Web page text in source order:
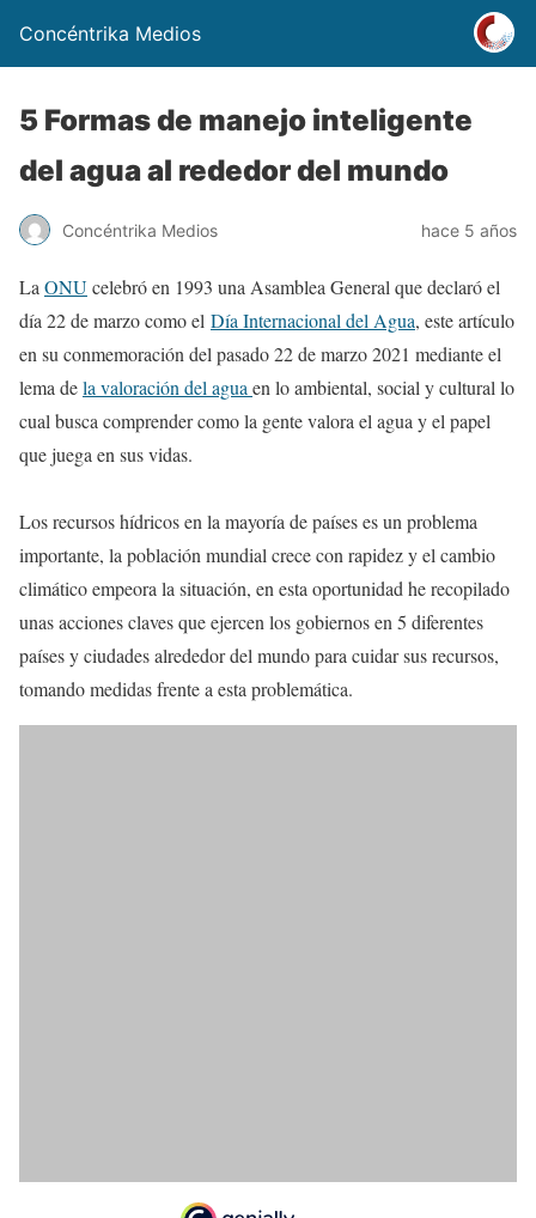
Concéntrika Medios
5 Formas de manejo inteligente
del agua al rededor del mundo
Concéntrika Medios hace 5 años
La ONUcelebró en 1993 una Asamblea General que declaró el
día 22 de marzo como el Día Internacional del Agua, este artículo
en su conmemoración del pasado 22 de marzo 2021 mediante el
lema dela valoración del agua en lo ambiental, social y cultural lo
cual busca comprender como la gente valora el agua y el papel
que juega en sus vidas.
Los recursos hídricos en la mayoría de países es un problema
importante, la población mundial crece con rapidez y el cambio
climático empeora la situación, en esta oportunidad he recopilado
unas acciones claves que ejercen los gobiernos en 5 diferentes
países y ciudades alrededor del mundo para cuidar sus recursos,
tomando medidas frente a esta problemática.